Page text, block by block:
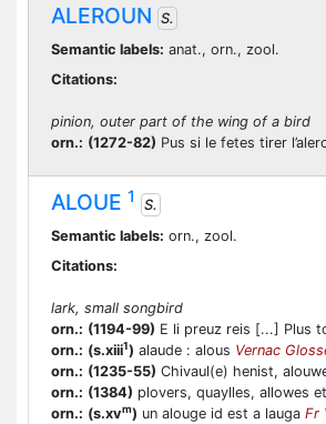
ALEROUN S.
Semantic labels: anat., orn., zool.
Citations:
pinion, outer part of the wing of a bird
orn.: (1272-82) Pus si le fetes tirer
ALOUE 1
S.
Semantic labels: orn., zool.
Citations:
lark, small songbird
orn.: (1194-99) E li preuz reis [...] Plus
orn.: (s.xiii1) alaude : alous Vernac
orn.: (1235-55) Chivaul(e) henist,
orn.: (1384) plovers, quaylles, allowes
orn.: (s.xvm) un alouge id est a lauga Fr